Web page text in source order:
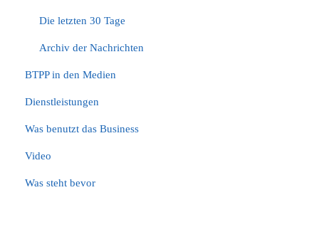
Die letzten 30 Tage
Archiv der Nachrichten
BTPP in den Medien
Dienstleistungen
Was benutzt das Business
Video
Was steht bevor